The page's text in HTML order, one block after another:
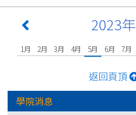
2023年
1月 2月 3月 4月 5月 6月 7月
返回頁頂
學院消息